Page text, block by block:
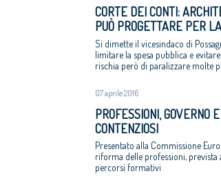
CORTE DEI CONTI:
PUÒ PROGETTARE PER
Si dimette il vicesindaco di
limitare la spesa pubblica e
rischia però di paralizzare molte
07 aprile 2016
PROFESSIONI, GOVERNO
CONTENZIOSI
Presentato alla Commissione
riforma delle professioni, prevista
percorsi formativi